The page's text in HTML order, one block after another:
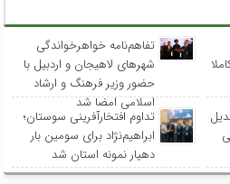
تفاهم‌نامه خواهرخواندگی
شهرهای لاهیجان و اردبیل با
حضور وزیر فرهنگ و ارشاد
اسلامی امضا شد
تداوم افتخارآفرینی سوستان؛
ابراهیم‌نژاد برای سومین بار
دهیار نمونه استان شد